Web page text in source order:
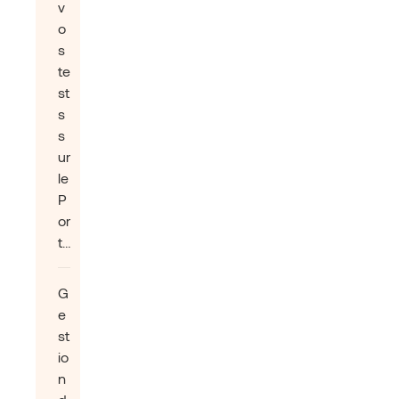
v
o
s
te
st
s
s
ur
le
P
or
t…
G
e
st
io
n